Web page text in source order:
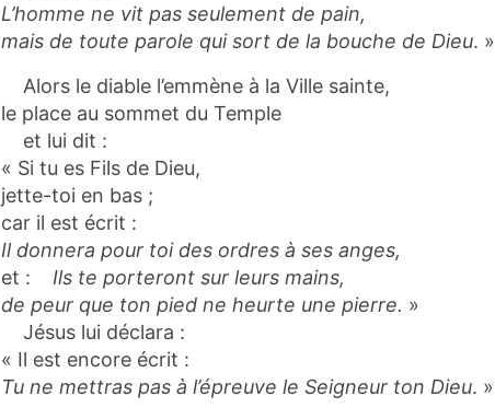
L’homme ne vit pas seulement de pain,
mais de toute parole qui sort de la bouche de Dieu. »
Alors le diable l’emmène à la Ville sainte,
le place au sommet du Temple
et lui dit :
« Si tu es Fils de Dieu,
jette-toi en bas ;
car il est écrit :
Il donnera pour toi des ordres à ses anges,
et :
Ils te porteront sur leurs mains,
de peur que ton pied ne heurte une pierre. »
Jésus lui déclara :
« Il est encore écrit :
Tu ne mettras pas à l’épreuve le Seigneur ton Dieu. »